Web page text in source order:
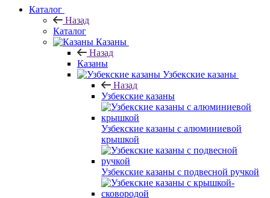
Каталог
Назад
Каталог
Казаны
Назад
Казаны
Узбекские казаны
Назад
Узбекские казаны
Узбекские казаны с алюминиевой
крышкой
Узбекские казаны с подвесной ручкой